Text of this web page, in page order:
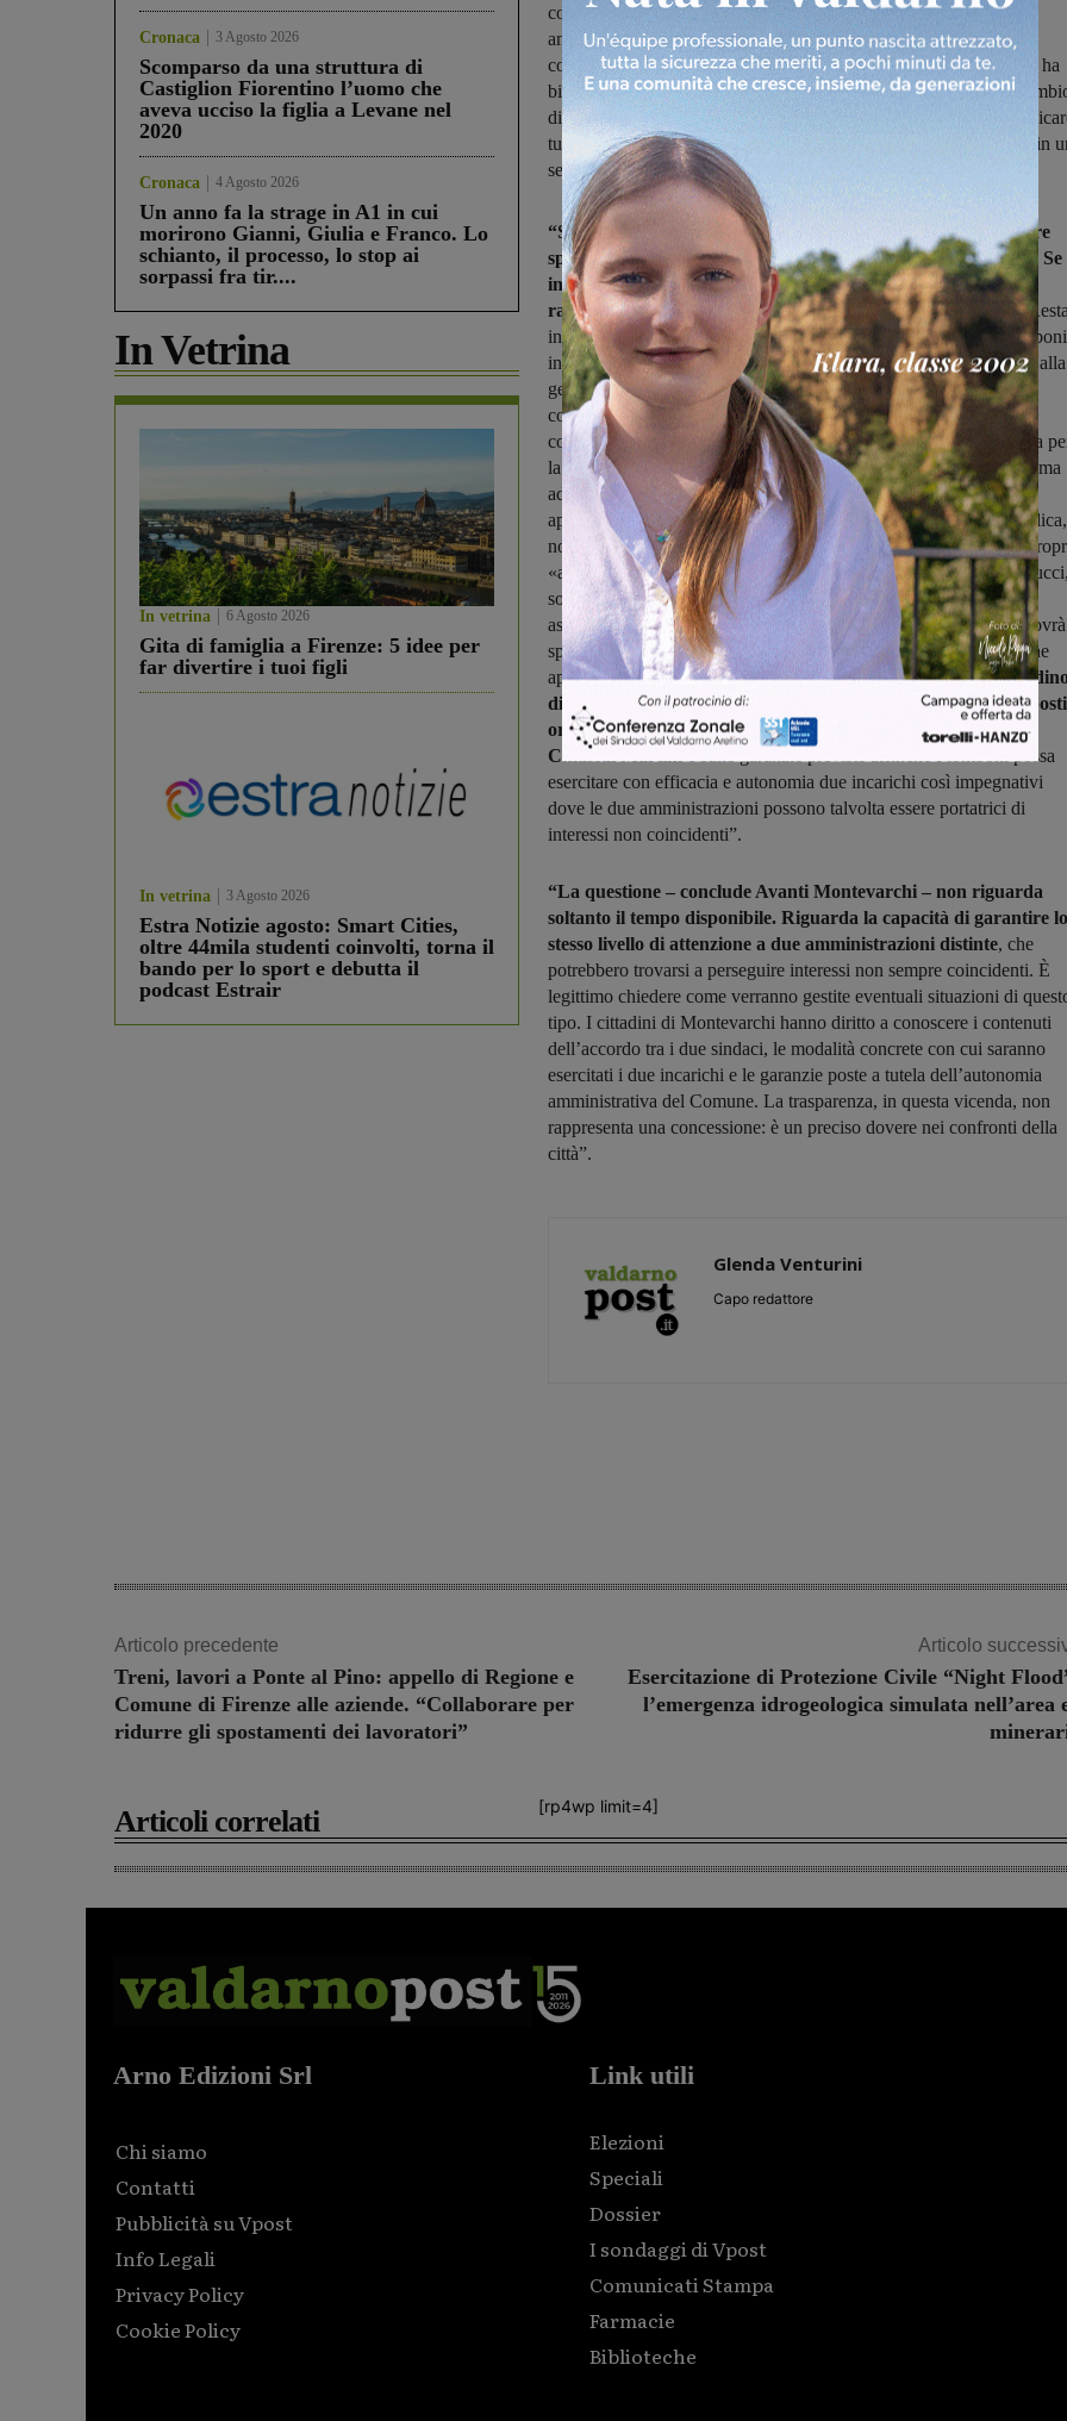
Cronaca 3 Agosto 2026
Scomparso da una struttura di
Castiglion Fiorentino l’uomo che
aveva ucciso la figlia a Levane nel
2020
Cronaca 4 Agosto 2026
Un anno fa la strage in A1 in cui
morirono Gianni, Giulia e Franco. Lo
schianto, il processo, lo stop ai
sorpassi fra tir....
In Vetrina
In vetrina 6 Agosto 2026
Gita di famiglia a Firenze: 5 idee per
far divertire i tuoi figli
In vetrina 3 Agosto 2026
Estra Notizie agosto: Smart Cities,
oltre 44mila studenti coinvolti, torna il
bando per lo sport e debutta il
podcast Estrair
coerenza di due sindaci che avevano rivendicato la necessità di
amministratori pienamente dedicati e che oggi scelgono invece di
condividere lo stesso assessore tra due Comuni. Montevarchi non ha
bisogno di un assessore «a mezzo servizio». Ha bisogno di un
di passo di un diverso attore con un amministratore che possa
tutto il proprio tempo e la propria attenzione alla città, soprattutto in
settore delicato come l’urbanistica”.
“Se davvero Piomboni è ritenuto indispensabile, allora occorre
spiegare perché non sia stato individuato un nuovo assessore. Se
invece non è indispensabile, diventa difficile comprendere le
ragioni del doppio incarico”, sostiene Avanti Montevarchi.
inoltre il giudizio politico negativo sull’azione promossa da Piomboni
in questi anni. Emblematiche sono le scelte urbanistiche volte più alla
gestione a colpi di varianti che alla prospettiva e la variante del
collegamento tra Ponte Leonardo e via Matteotti, sulla quale
continuano a permanere forti perplessità riguardo alla sua efficacia
la viabilità cittadina. Per giustificare questa scelta la sindaca richiama
addirittura una sorta di «semestre bianco»: un’espressione che
appartiene alla Costituzione e riguarda il Presidente della Repubblica,
non certo un sindaco. Il rischio è quello di inaugurare un vero e
«anno bianco» amministrativo. Il tutto mentre il sindaco
solo pochi giorni fa, aveva dichiarato di voler garantire alla città
assessori pienamente impegnati nel proprio ruolo. Comanducci dovrà
spiegare ai cittadini di Arezzo perché oggi avalla una decisione che
appare in contrasto con quanto affermato finora.Dal primo
di Arezzo ci aspettiamo una spiegazione pubblica sui presupposti
organizzativi e politici dell’accordo raggiunto con la sindaca
Chiassai Martini
e sulle garanzie previste affinché Piomboni possa
esercitare con efficacia e autonomia due incarichi così impegnativi
dove le due amministrazioni possono talvolta essere portatrici di
interessi non coincidenti”.
“La questione – conclude Avanti Montevarchi – non riguarda
soltanto il tempo disponibile. Riguarda la capacità di garantire lo
stesso livello di attenzione a due amministrazioni distinte, che
potrebbero trovarsi a perseguire interessi non sempre coincidenti. È
legittimo chiedere come verranno gestite eventuali situazioni di
tipo. I cittadini di Montevarchi hanno diritto a conoscere i contenuti
dell’accordo tra i due sindaci, le modalità concrete con cui saranno
esercitati i due incarichi e le garanzie poste a tutela dell’autonomia
amministrativa del Comune. La trasparenza, in questa vicenda, non
rappresenta una concessione: è un preciso dovere nei confronti della
città”.
Glenda Venturini
Capo redattore
Articolo precedente
Treni, lavori a Ponte al Pino: appello di Regione e
Comune di Firenze alle aziende. “Collaborare per
ridurre gli spostamenti dei lavoratori”
Articolo
Esercitazione di Protezione Civile “Night
l’emergenza idrogeologica simulata nell’area
[rp4wp limit=4]
Articoli correlati
Arno Edizioni Srl
Chi siamo
Contatti
Pubblicità su Vpost
Info Legali
Privacy Policy
Cookie Policy
Link utili
Elezioni
Speciali
Dossier
I sondaggi di Vpost
Comunicati Stampa
Farmacie
Biblioteche